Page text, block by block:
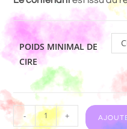
POIDS MINIMAL DE
CIRE
- +